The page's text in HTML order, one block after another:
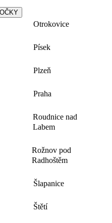
Otrokovice
Písek
Plzeň
Praha
Roudnice nad
Labem
Rožnov pod
Radhoštěm
Šlapanice
Štětí